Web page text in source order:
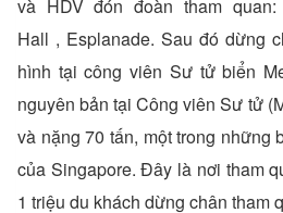
và HDV đón đoàn tham
Hall , Esplanade. Sau đó dừng
hình tại công viên Sư tử biển
nguyên bản tại Công viên Sư tử
và nặng 70 tấn, một trong những
của Singapore. Đây là nơi tham
1 triệu du khách dừng chân tham